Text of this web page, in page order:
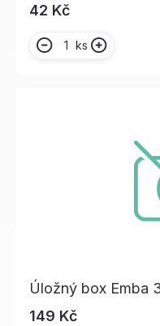
42 Kč
ks
Úložný box Emba
149 Kč